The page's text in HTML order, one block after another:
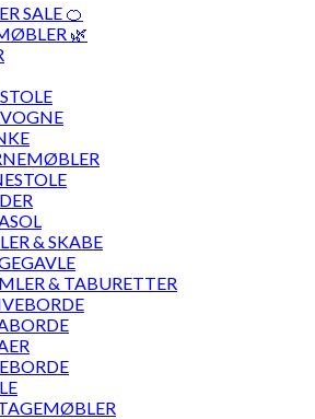
SALE 🍊
🌿
& SKABE
& TABURETTER